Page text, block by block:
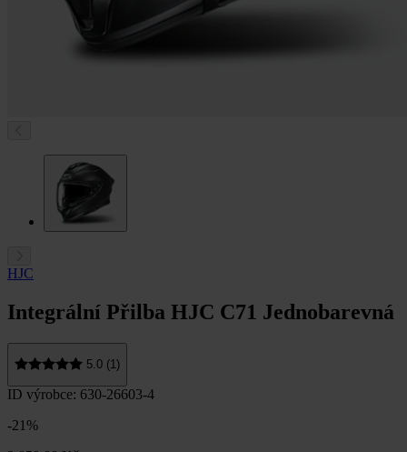
HJC
Integrální Přilba HJC C71 Jednobarevná
5.0 (1)
ID výrobce: 630-26603-4
-21%